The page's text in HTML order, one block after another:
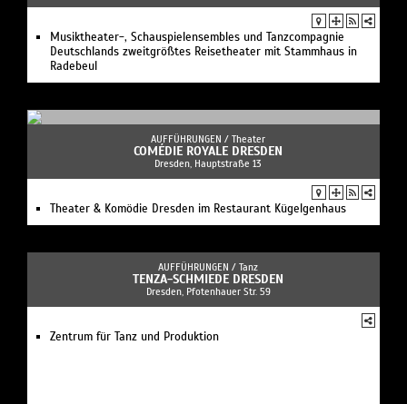
Musiktheater-, Schauspielensembles und Tanzcompagnie
Deutschlands zweitgrößtes Reisetheater mit Stammhaus in
Radebeul
AUFFÜHRUNGEN / Theater
COMÉDIE ROYALE DRESDEN
Dresden, Hauptstraße 13
Theater & Komödie Dresden im Restaurant Kügelgenhaus
AUFFÜHRUNGEN / Tanz
TENZA-SCHMIEDE DRESDEN
Dresden, Pfotenhauer Str. 59
Zentrum für Tanz und Produktion